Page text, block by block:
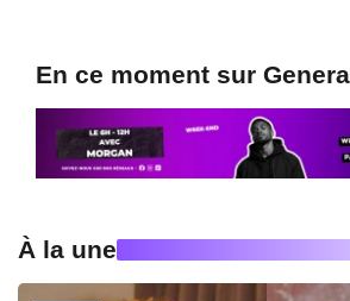
En ce moment sur
À la une